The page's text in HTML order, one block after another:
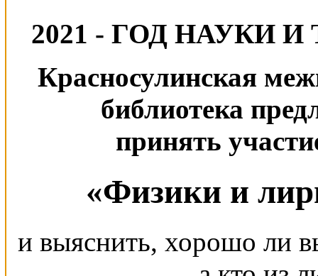
2021 - ГОД НАУКИ
Красносулинская
библиотека
принять
«Физики и
и выяснить, хорошо ли